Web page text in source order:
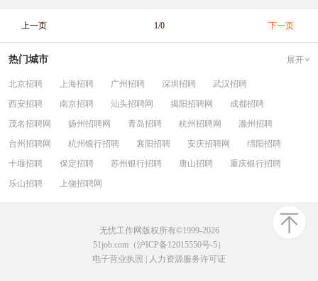
上一页 1/0 下一页
热门城市 展开
北京招聘 上海招聘 广州招聘 深圳招聘
武汉招聘
西安招聘
南京招聘 汕头招聘网 揭阳招聘网
成都招聘
茂名招聘网
扬州招聘网 青岛招聘 杭州招聘网
滁州招聘
台州招聘网
杭州银行招聘 襄阳招聘 安庆招聘网
绵阳招聘
十堰招聘
保定招聘 苏州银行招聘 唐山招聘
重庆银行招聘
乐山招聘
上饶招聘网
无忧工作网版权所有©1999-2026
51job.com（沪ICP备12015550号-5）
电子营业执照
人力资源服务许可证